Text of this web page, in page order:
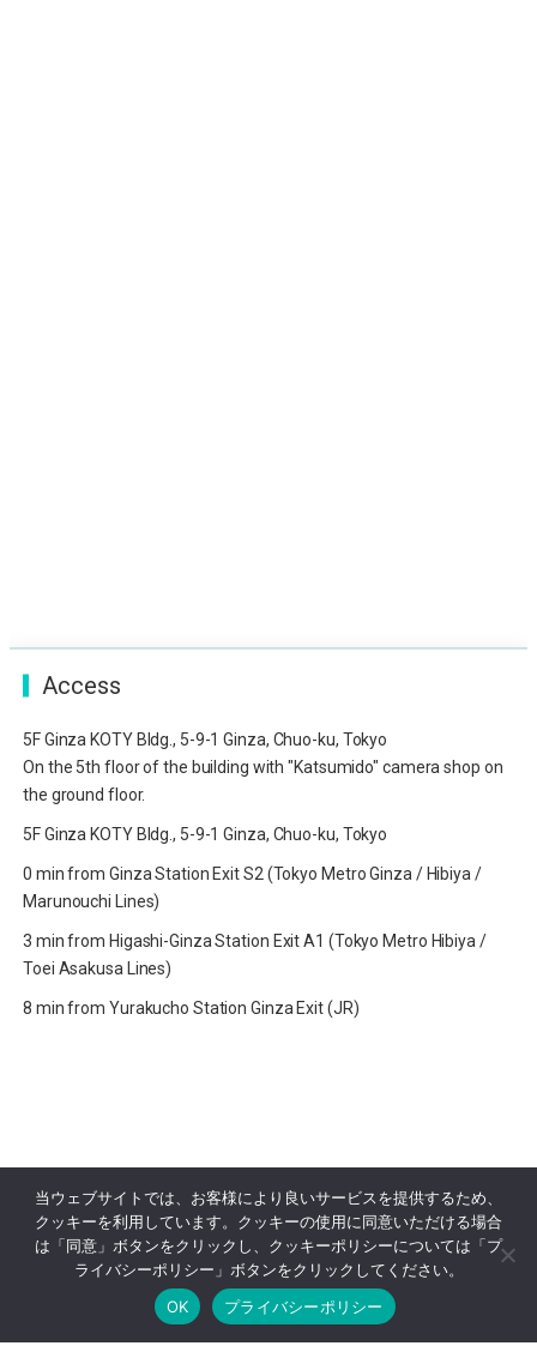
Online Reservation 03-3569-1233
Access
5F Ginza KOTY Bldg., 5-9-1 Ginza, Chuo-ku, Tokyo
On the 5th floor of the building with "Katsumido" camera shop on
the ground floor.
5F Ginza KOTY Bldg., 5-9-1 Ginza, Chuo-ku, Tokyo
0 min from Ginza Station Exit S2 (Tokyo Metro Ginza / Hibiya /
Marunouchi Lines)
3 min from Higashi-Ginza Station Exit A1 (Tokyo Metro Hibiya /
Toei Asakusa Lines)
8 min from Yurakucho Station Ginza Exit (JR)
当ウェブサイトでは、お客様により良いサービスを提供するため、
クッキーを利用しています。クッキーの使用に同意いただける場合
は「同意」ボタンをクリックし、クッキーポリシーについては「プ
ライバシーポリシー」ボタンをクリックしてください。
OK
プライバシーポリシー